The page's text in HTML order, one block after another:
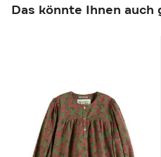
Das könnte Ihnen auch